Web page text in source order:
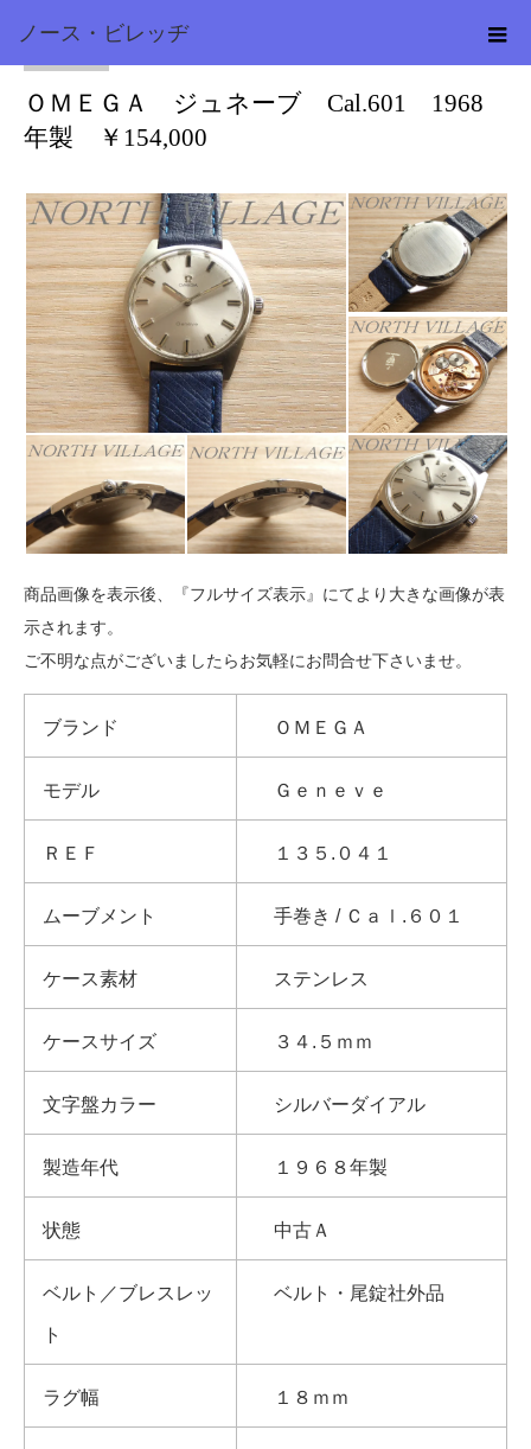
ノース・ビレッヂ
ＯＭＥＧＡ ジュネーブ Cal.601 1968
年製 ￥154,000
商品画像を表示後、『フルサイズ表示』にてより大きな画像が表
示されます。
ご不明な点がございましたらお気軽にお問合せ下さいませ。
ブランド ＯＭＥＧＡ
モデル Ｇｅｎｅｖｅ
ＲＥＦ １３５.０４１
ムーブメント 手巻き / Ｃａｌ.６０１
ケース素材 ステンレス
ケースサイズ ３４.５ｍｍ
文字盤カラー シルバーダイアル
製造年代 １９６８年製
状態 中古Ａ
ベルト／ブレスレッ
ト
ベルト・尾錠社外品
ラグ幅 １８ｍｍ